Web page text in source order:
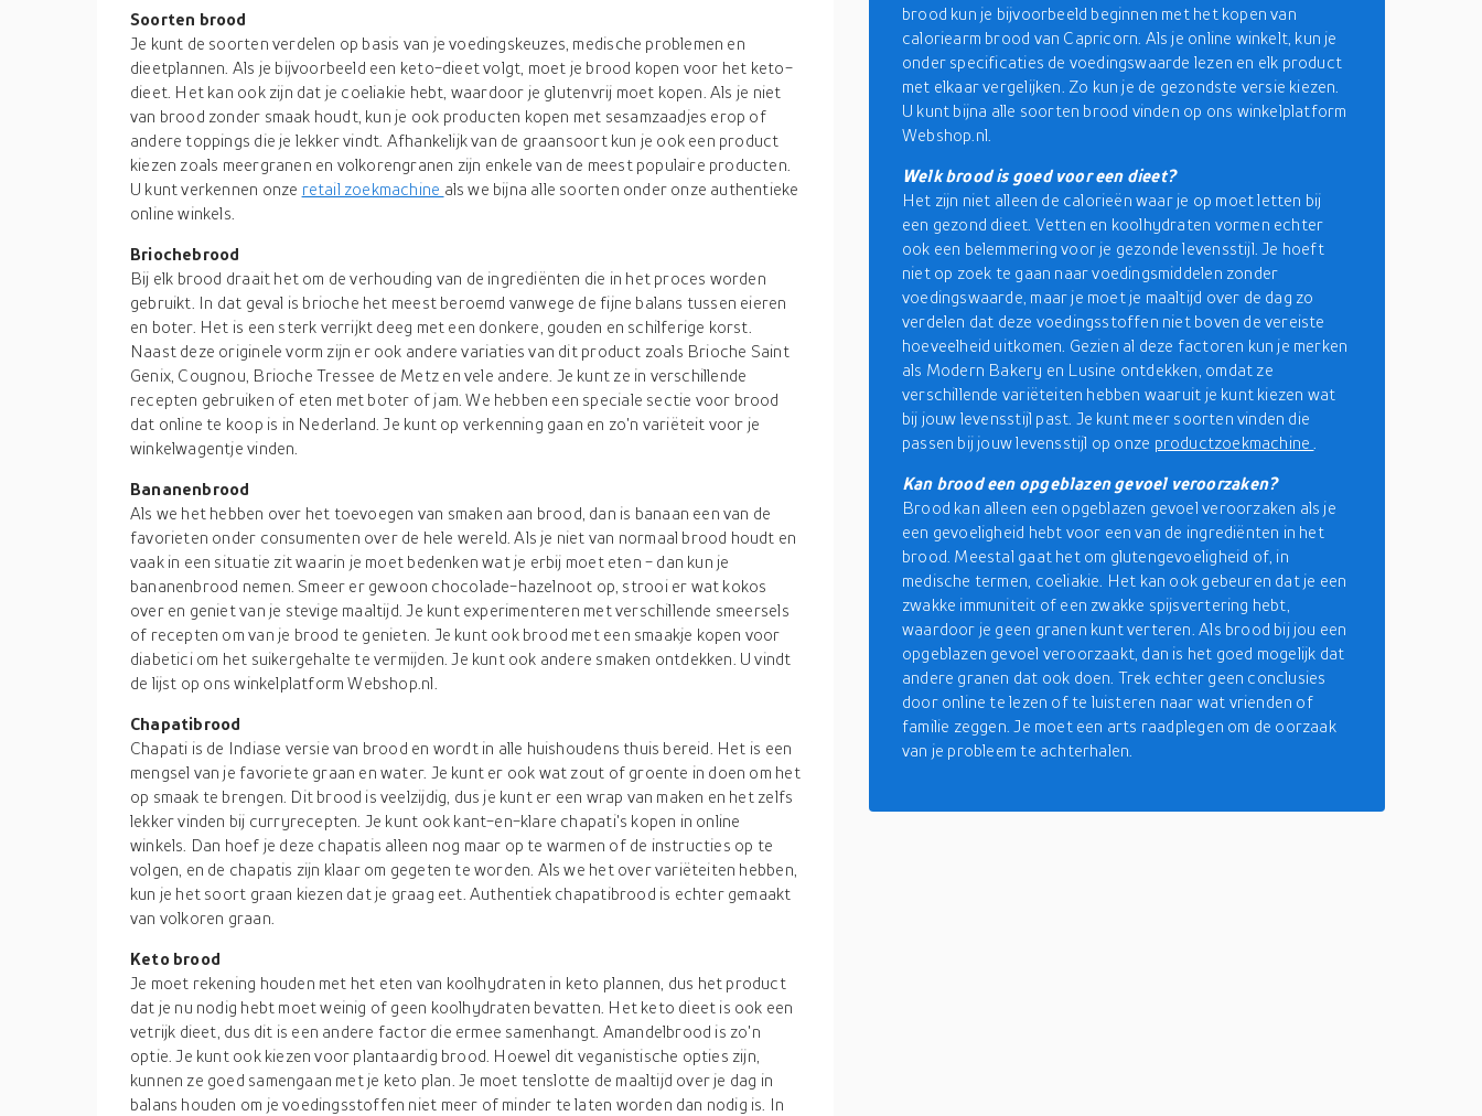
Soorten brood
Je kunt de soorten verdelen op basis van je voedingskeuzes, medische problemen en
dieetplannen. Als je bijvoorbeeld een keto-dieet volgt, moet je brood kopen voor het keto-
dieet. Het kan ook zijn dat je coeliakie hebt, waardoor je glutenvrij moet kopen. Als je niet
van brood zonder smaak houdt, kun je ook producten kopen met sesamzaadjes erop of
andere toppings die je lekker vindt. Afhankelijk van de graansoort kun je ook een product
kiezen zoals meergranen en volkorengranen zijn enkele van de meest populaire producten.
U kunt verkennen onze retail zoekmachine als we bijna alle soorten onder onze authentieke
online winkels.
Briochebrood
Bij elk brood draait het om de verhouding van de ingrediënten die in het proces worden
gebruikt. In dat geval is brioche het meest beroemd vanwege de fijne balans tussen eieren
en boter. Het is een sterk verrijkt deeg met een donkere, gouden en schilferige korst.
Naast deze originele vorm zijn er ook andere variaties van dit product zoals Brioche Saint
Genix, Cougnou, Brioche Tressee de Metz en vele andere. Je kunt ze in verschillende
recepten gebruiken of eten met boter of jam. We hebben een speciale sectie voor brood
dat online te koop is in Nederland. Je kunt op verkenning gaan en zo'n variëteit voor je
winkelwagentje vinden.
Bananenbrood
Als we het hebben over het toevoegen van smaken aan brood, dan is banaan een van de
favorieten onder consumenten over de hele wereld. Als je niet van normaal brood houdt en
vaak in een situatie zit waarin je moet bedenken wat je erbij moet eten - dan kun je
bananenbrood nemen. Smeer er gewoon chocolade-hazelnoot op, strooi er wat kokos
over en geniet van je stevige maaltijd. Je kunt experimenteren met verschillende smeersels
of recepten om van je brood te genieten. Je kunt ook brood met een smaakje kopen voor
diabetici om het suikergehalte te vermijden. Je kunt ook andere smaken ontdekken. U vindt
de lijst op ons winkelplatform Webshop.nl.
Chapatibrood
Chapati is de Indiase versie van brood en wordt in alle huishoudens thuis bereid. Het is een
mengsel van je favoriete graan en water. Je kunt er ook wat zout of groente in doen om het
op smaak te brengen. Dit brood is veelzijdig, dus je kunt er een wrap van maken en het zelfs
lekker vinden bij curryrecepten. Je kunt ook kant-en-klare chapati's kopen in online
winkels. Dan hoef je deze chapatis alleen nog maar op te warmen of de instructies op te
volgen, en de chapatis zijn klaar om gegeten te worden. Als we het over variëteiten hebben,
kun je het soort graan kiezen dat je graag eet. Authentiek chapatibrood is echter gemaakt
van volkoren graan.
Keto brood
Je moet rekening houden met het eten van koolhydraten in keto plannen, dus het product
dat je nu nodig hebt moet weinig of geen koolhydraten bevatten. Het keto dieet is ook een
vetrijk dieet, dus dit is een andere factor die ermee samenhangt. Amandelbrood is zo'n
optie. Je kunt ook kiezen voor plantaardig brood. Hoewel dit veganistische opties zijn,
kunnen ze goed samengaan met je keto plan. Je moet tenslotte de maaltijd over je dag in
balans houden om je voedingsstoffen niet meer of minder te laten worden dan nodig is. In
brood kun je bijvoorbeeld beginnen met het kopen van
caloriearm brood van Capricorn. Als je online winkelt, kun je
onder specificaties de voedingswaarde lezen en elk product
met elkaar vergelijken. Zo kun je de gezondste versie kiezen.
U kunt bijna alle soorten brood vinden op ons winkelplatform
Webshop.nl.
Welk brood is goed voor een dieet?
Het zijn niet alleen de calorieën waar je op moet letten bij
een gezond dieet. Vetten en koolhydraten vormen echter
ook een belemmering voor je gezonde levensstijl. Je hoeft
niet op zoek te gaan naar voedingsmiddelen zonder
voedingswaarde, maar je moet je maaltijd over de dag zo
verdelen dat deze voedingsstoffen niet boven de vereiste
hoeveelheid uitkomen. Gezien al deze factoren kun je merken
als Modern Bakery en Lusine ontdekken, omdat ze
verschillende variëteiten hebben waaruit je kunt kiezen wat
bij jouw levensstijl past. Je kunt meer soorten vinden die
passen bij jouw levensstijl op onze productzoekmachine
Kan brood een opgeblazen gevoel veroorzaken?
Brood kan alleen een opgeblazen gevoel veroorzaken als je
een gevoeligheid hebt voor een van de ingrediënten in het
brood. Meestal gaat het om glutengevoeligheid of, in
medische termen, coeliakie. Het kan ook gebeuren dat je een
zwakke immuniteit of een zwakke spijsvertering hebt,
waardoor je geen granen kunt verteren. Als brood bij jou een
opgeblazen gevoel veroorzaakt, dan is het goed mogelijk dat
andere granen dat ook doen. Trek echter geen conclusies
door online te lezen of te luisteren naar wat vrienden of
familie zeggen. Je moet een arts raadplegen om de oorzaak
van je probleem te achterhalen.